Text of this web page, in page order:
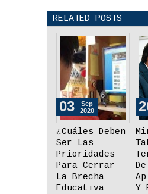
RELATED POSTS
Minedu:
Tabletas
Tendrán Más
De 35
Aplicaciones
Y Recursos
26
Aug
2020